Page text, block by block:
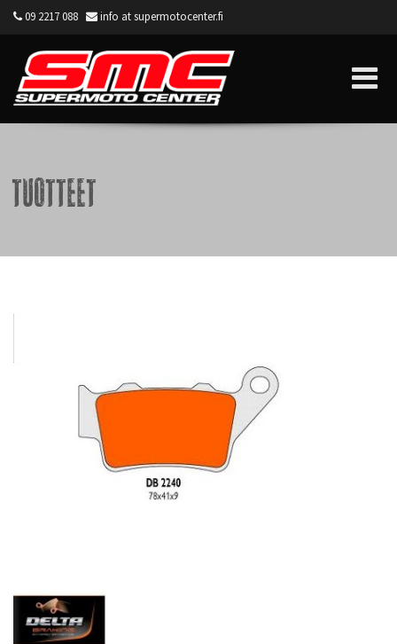
09 2217 088 info at supermotocenter.fi
Tuotteet